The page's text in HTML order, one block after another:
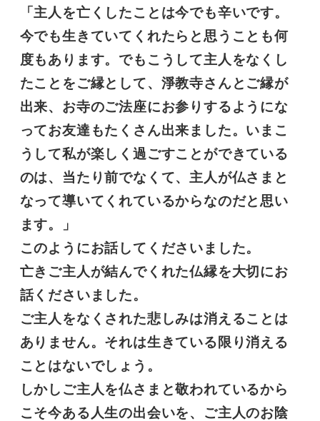
「主人を亡くしたことは今でも辛いです。
今でも生きていてくれたらと思うことも何
度もあります。でもこうして主人をなくし
たことをご縁として、淨教寺さんとご縁が
出来、お寺のご法座にお参りするようにな
ってお友達もたくさん出来ました。いまこ
うして私が楽しく過ごすことができている
のは、当たり前でなくて、主人が仏さまと
なって導いてくれているからなのだと思い
ます。」
このようにお話してくださいました。
亡きご主人が結んでくれた仏縁を大切にお
話くださいました。
ご主人をなくされた悲しみは消えることは
ありません。それは生きている限り消える
ことはないでしょう。
しかしご主人を仏さまと敬われているから
こそ今ある人生の出会いを、ご主人のお陰